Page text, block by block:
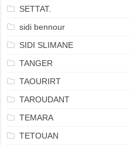
SETTAT.
sidi bennour
SIDI SLIMANE
TANGER
TAOURIRT
TAROUDANT
TEMARA
TETOUAN